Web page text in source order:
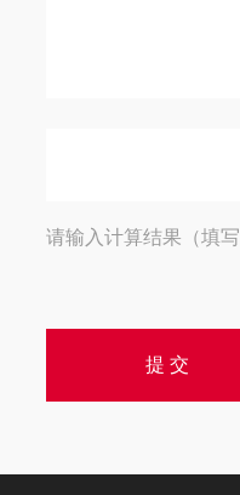
请输入计算结果（填